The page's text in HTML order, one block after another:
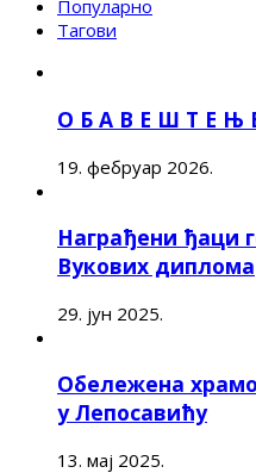
Популарно
Тагови
О Б А В Е Ш Т Е Њ
19. фебруар 2026.
Награђени ђаци
Вукових диплома
29. јун 2025.
Обележена
у Лепосавићу
13. мај 2025.